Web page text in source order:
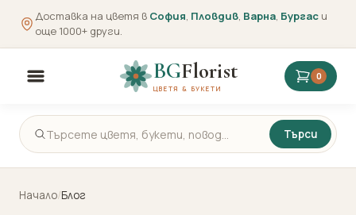
Доставка на цветя в София, Пловдив, Варна, Бургас и
още 1000+ други.
BGFlorist
ЦВЕТЯ & БУКЕТИ
0
Търси
Начало/Блог